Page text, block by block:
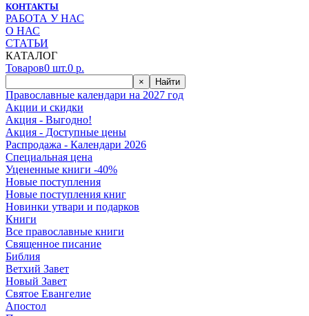
КОНТАКТЫ
РАБОТА У НАС
О НАС
СТАТЬИ
КАТАЛОГ
Товаров0 шт.0 р.
× Найти
Православные календари на 2027 год
Акции и скидки
Акция - Выгодно!
Акция - Доступные цены
Распродажа - Календари 2026
Специальная цена
Уцененные книги -40%
Новые поступления
Новые поступления книг
Новинки утвари и подарков
Книги
Все православные книги
Священное писание
Библия
Ветхий Завет
Новый Завет
Святое Евангелие
Апостол